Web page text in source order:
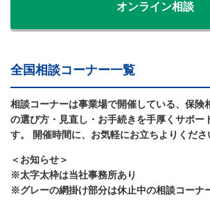
オンライン相談
全国相談コーナー一覧
相談コーナーは事業場で開催している、保険
の選び方・見直し・お手続きを手厚くサポー
す。 開催時間に、お気軽にお立ちよりくださ
＜お知らせ＞
※太字太枠は当社事務所あり
※グレーの網掛け部分は休止中の相談コーナ